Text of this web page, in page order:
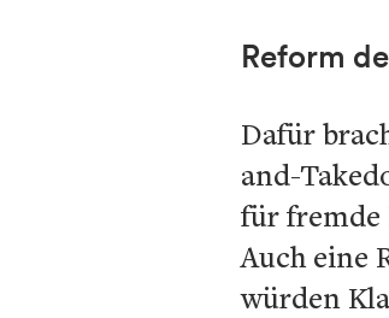
Reform
Dafür
and-
für fremde
Auch eine
würden